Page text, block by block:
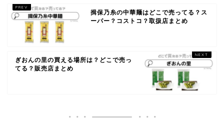
揖保乃糸の中華麺はどこで売ってる？ス
ーパー？コストコ？取扱店まとめ
ぎおんの里の買える場所は？どこで売っ
てる？販売店まとめ